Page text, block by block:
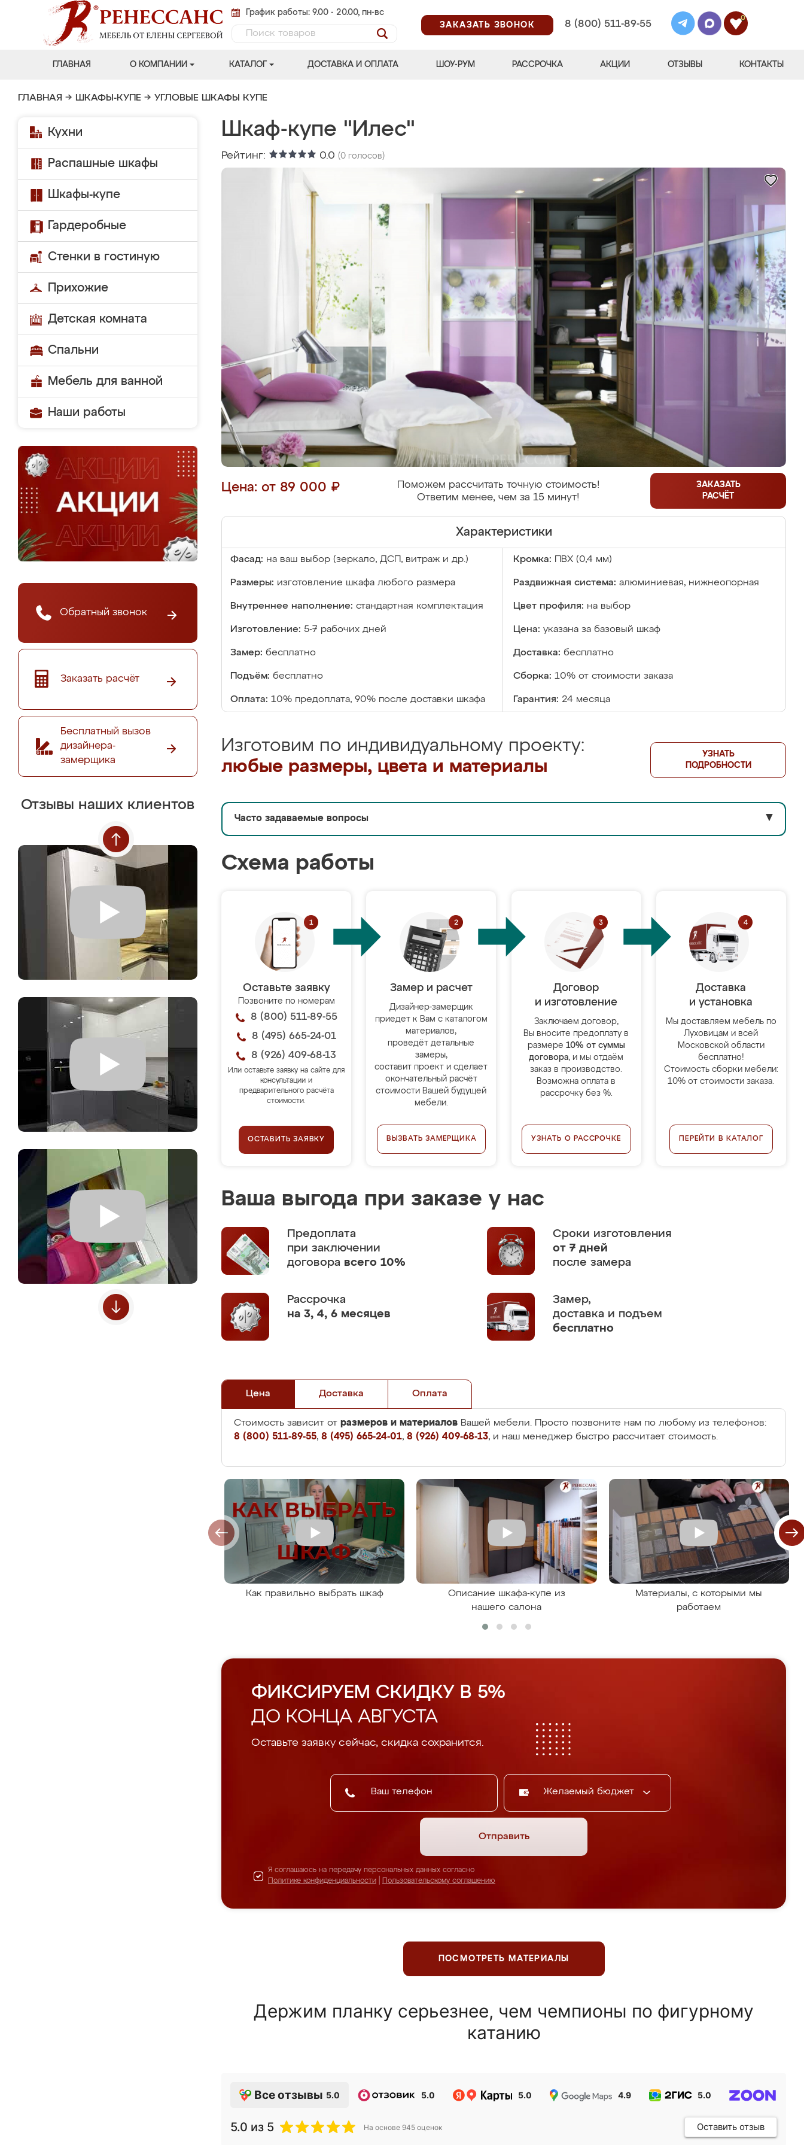
График работы: 9.00 - 20.00, пн-вс
ЗАКАЗАТЬ ЗВОНОК
8 (800) 511-89-55
0
ГЛАВНАЯ О КОМПАНИИ КАТАЛОГ ДОСТАВКА И ОПЛАТА ШОУ-РУМ РАССРОЧКА АКЦИИ ОТЗЫВЫ КОНТАКТЫ
ГЛАВНАЯ → ШКАФЫ-КУПЕ → УГЛОВЫЕ ШКАФЫ КУПЕ
Кухни
Распашные шкафы
Шкафы-купе
Гардеробные
Стенки в гостиную
Прихожие
Детская комната
Спальни
Мебель для ванной
Наши работы
Обратный звонок
Заказать расчёт
Бесплатный вызов
дизайнера-
замерщика
Отзывы наших клиентов
Шкаф-купе "Илес"
Рейтинг: 0.0 (0 голосов)
Цена: от 89 000 ₽
Поможем рассчитать точную стоимость!
Ответим менее, чем за 15 минут!
ЗАКАЗАТЬ
РАСЧЁТ
Характеристики
Фасад: на ваш выбор (зеркало, ДСП, витраж и др.) Кромка: ПВХ (0,4 мм)
Размеры: изготовление шкафа любого размера Раздвижная система: алюминиевая, нижнеопорная
Внутреннее наполнение: стандартная комплектация Цвет профиля: на выбор
Изготовление: 5-7 рабочих дней Цена: указана за базовый шкаф
Замер: бесплатно Доставка: бесплатно
Подъём: бесплатно Сборка: 10% от стоимости заказа
Оплата: 10% предоплата, 90% после доставки шкафа Гарантия: 24 месяца
Изготовим по индивидуальному проекту:
любые размеры, цвета и материалы
УЗНАТЬ
ПОДРОБНОСТИ
Часто задаваемые вопросы ▼
Схема работы
Оставьте заявку
Позвоните по номерам
8 (800) 511-89-55
8 (495) 665-24-01
8 (926) 409-68-13
Или оставьте заявку на сайте для
консультации и
предварительного расчёта
стоимости.
ОСТАВИТЬ ЗАЯВКУ
Замер и расчет
Дизайнер-замерщик
приедет к Вам с каталогом
материалов,
проведёт детальные
замеры,
составит проект и сделает
окончательный расчёт
стоимости Вашей будущей
мебели.
ВЫЗВАТЬ ЗАМЕРЩИКА
Договор
и изготовление
Заключаем договор,
Вы вносите предоплату в
размере 10% от суммы
договора, и мы отдаём
заказ в производство.
Возможна оплата в
рассрочку без %.
УЗНАТЬ О РАССРОЧКЕ
Доставка
и установка
Мы доставляем мебель по
Луховицам и всей
Московской области
бесплатно!
Стоимость сборки мебели:
10% от стоимости заказа.
ПЕРЕЙТИ В КАТАЛОГ
Ваша выгода при заказе у нас
Предоплата
при заключении
договора всего 10%
Сроки изготовления
от 7 дней
после замера
Рассрочка
на 3, 4, 6 месяцев
Замер,
доставка и подъем
бесплатно
Цена Доставка Оплата
Стоимость зависит от размеров и материалов Вашей мебели. Просто позвоните нам по любому из телефонов:
8 (800) 511-89-55, 8 (495) 665-24-01, 8 (926) 409-68-13, и наш менеджер быстро рассчитает стоимость.
Как правильно выбрать шкаф
Описание шкафа-купе из
нашего салона
Материалы, с которыми мы
работаем
ФИКСИРУЕМ СКИДКУ В 5%
ДО КОНЦА АВГУСТА
Оставьте заявку сейчас, скидка сохранится.
Желаемый бюджет
Отправить
Я соглашаюсь на передачу персональных данных согласно
Политике конфиденциальности
Пользовательскому соглашению
ПОСМОТРЕТЬ МАТЕРИАЛЫ
Держим планку серьезнее, чем чемпионы по фигурному
катанию
Все отзывы 5.0 5.0 5.0 4.9 5.0
5.0 из 5 На основе 945 оценок Оставить отзыв